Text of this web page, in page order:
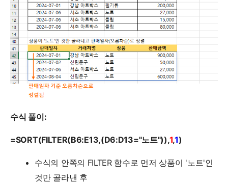
수식 풀이:
=SORT(FILTER(B6:E13,(D6:D13="노트")),1,1)
수식의 안쪽의 FILTER 함수로 먼저 상품이 '노트'인
것만 골라낸 후